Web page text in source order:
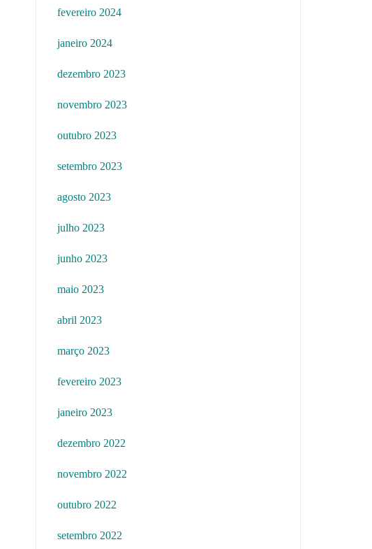
fevereiro 2024
janeiro 2024
dezembro 2023
novembro 2023
outubro 2023
setembro 2023
agosto 2023
julho 2023
junho 2023
maio 2023
abril 2023
março 2023
fevereiro 2023
janeiro 2023
dezembro 2022
novembro 2022
outubro 2022
setembro 2022